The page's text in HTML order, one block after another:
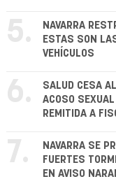
5.
NAVARRA
ESTAS SON
VEHÍCULOS
6.
SALUD CESA
ACOSO
REMITIDA A
7.
NAVARRA SE
FUERTES
EN AVISO